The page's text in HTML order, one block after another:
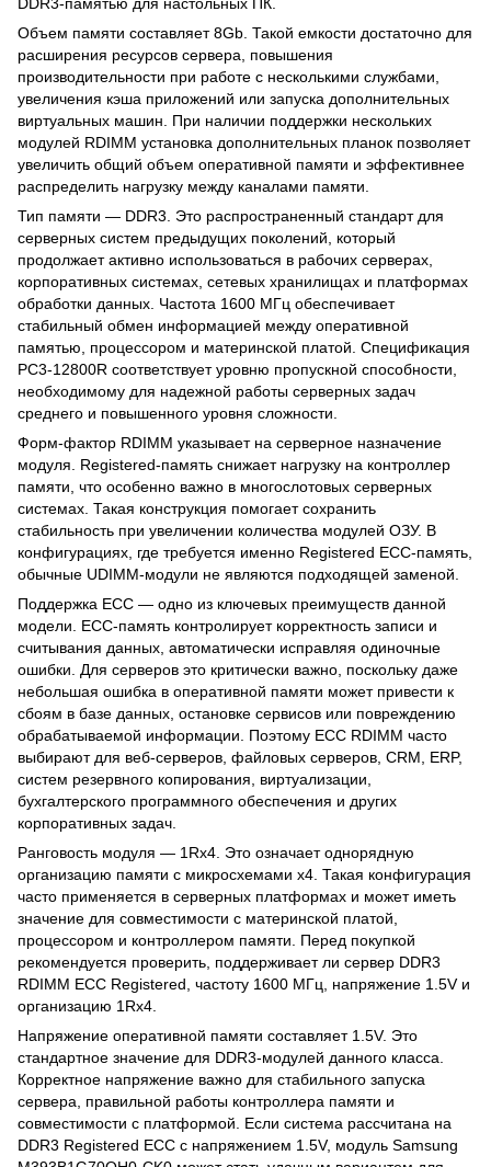
Объем памяти составляет 8Gb. Такой емкости достаточно для
расширения ресурсов сервера, повышения
производительности при работе с несколькими службами,
увеличения кэша приложений или запуска дополнительных
виртуальных машин. При наличии поддержки нескольких
модулей RDIMM установка дополнительных планок позволяет
увеличить общий объем оперативной памяти и эффективнее
распределить нагрузку между каналами памяти.
Тип памяти — DDR3. Это распространенный стандарт для
серверных систем предыдущих поколений, который
продолжает активно использоваться в рабочих серверах,
корпоративных системах, сетевых хранилищах и платформах
обработки данных. Частота 1600 МГц обеспечивает
стабильный обмен информацией между оперативной
памятью, процессором и материнской платой. Спецификация
PC3-12800R соответствует уровню пропускной способности,
необходимому для надежной работы серверных задач
среднего и повышенного уровня сложности.
Форм-фактор RDIMM указывает на серверное назначение
модуля. Registered-память снижает нагрузку на контроллер
памяти, что особенно важно в многослотовых серверных
системах. Такая конструкция помогает сохранить
стабильность при увеличении количества модулей ОЗУ. В
конфигурациях, где требуется именно Registered ECC-память,
обычные UDIMM-модули не являются подходящей заменой.
Поддержка ECC — одно из ключевых преимуществ данной
модели. ECC-память контролирует корректность записи и
считывания данных, автоматически исправляя одиночные
ошибки. Для серверов это критически важно, поскольку даже
небольшая ошибка в оперативной памяти может привести к
сбоям в базе данных, остановке сервисов или повреждению
обрабатываемой информации. Поэтому ECC RDIMM часто
выбирают для веб-серверов, файловых серверов, CRM, ERP,
систем резервного копирования, виртуализации,
бухгалтерского программного обеспечения и других
корпоративных задач.
Ранговость модуля — 1Rx4. Это означает однорядную
организацию памяти с микросхемами x4. Такая конфигурация
часто применяется в серверных платформах и может иметь
значение для совместимости с материнской платой,
процессором и контроллером памяти. Перед покупкой
рекомендуется проверить, поддерживает ли сервер DDR3
RDIMM ECC Registered, частоту 1600 МГц, напряжение 1.5V и
организацию 1Rx4.
Напряжение оперативной памяти составляет 1.5V. Это
стандартное значение для DDR3-модулей данного класса.
Корректное напряжение важно для стабильного запуска
сервера, правильной работы контроллера памяти и
совместимости с платформой. Если система рассчитана на
DDR3 Registered ECC с напряжением 1.5V, модуль Samsung